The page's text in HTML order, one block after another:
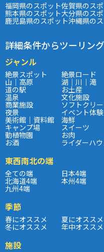
福岡県のスポット佐賀県のス
熊本県のスポット大分県のス
鹿児島県のスポット沖縄県の
詳細条件からツーリン
ジャンル
絶景スポット 絶景ロード
山｜高原 湖｜川｜滝
道の駅 お土産
温泉 文化施設
商業施設 ソフトクリ
夜景 イベント体験
美術館｜資料館 海鮮
キャンプ場 スイーツ
動植物園 お肉
お酒 ライダーハ
東西南北の端
全ての端 日本4端
北海道4端 本州4端
九州4端
季節
春にオススメ 夏にオススメ
冬にオススメ 年中オススメ
施設